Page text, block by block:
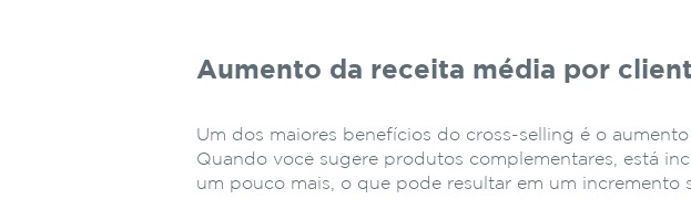
Aumento da receita média por
Um dos maiores benefícios do cross-selling é o
Quando você sugere produtos complementares, está
um pouco mais, o que pode resultar em um incremento